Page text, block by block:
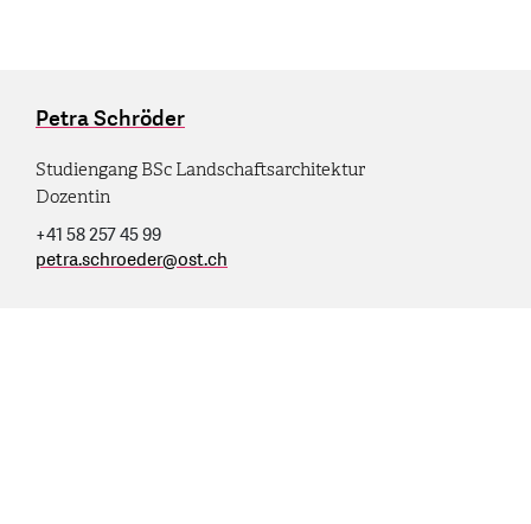
Petra Schröder
Studiengang BSc Landschaftsarchitektur
Dozentin
+41 58 257 45 99
petra.schroeder@ost.ch